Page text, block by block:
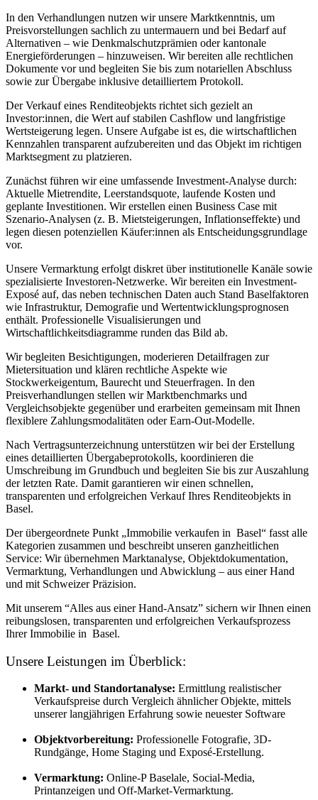
In den Verhandlungen nutzen wir unsere Marktkenntnis, um
Preisvorstellungen sachlich zu untermauern und bei Bedarf auf
Alternativen – wie Denkmalschutzprämien oder kantonale
Energieförderungen – hinzuweisen. Wir bereiten alle rechtlichen
Dokumente vor und begleiten Sie bis zum notariellen Abschluss
sowie zur Übergabe inklusive detailliertem Protokoll.
Der Verkauf eines Renditeobjekts richtet sich gezielt an
Investor:innen, die Wert auf stabilen Cashflow und langfristige
Wertsteigerung legen. Unsere Aufgabe ist es, die wirtschaftlichen
Kennzahlen transparent aufzubereiten und das Objekt im richtigen
Marktsegment zu platzieren.
Zunächst führen wir eine umfassende Investment-Analyse durch:
Aktuelle Mietrendite, Leerstandsquote, laufende Kosten und
geplante Investitionen. Wir erstellen einen Business Case mit
Szenario-Analysen (z. B. Mietsteigerungen, Inflationseffekte) und
legen diesen potenziellen Käufer:innen als Entscheidungsgrundlage
vor.
Unsere Vermarktung erfolgt diskret über institutionelle Kanäle sowie
spezialisierte Investoren-Netzwerke. Wir bereiten ein Investment-
Exposé auf, das neben technischen Daten auch Stand Baselfaktoren
wie Infrastruktur, Demografie und Wertentwicklungsprognosen
enthält. Professionelle Visualisierungen und
Wirtschaftlichkeitsdiagramme runden das Bild ab.
Wir begleiten Besichtigungen, moderieren Detailfragen zur
Mietersituation und klären rechtliche Aspekte wie
Stockwerkeigentum, Baurecht und Steuerfragen. In den
Preisverhandlungen stellen wir Marktbenchmarks und
Vergleichsobjekte gegenüber und erarbeiten gemeinsam mit Ihnen
flexiblere Zahlungsmodalitäten oder Earn-Out-Modelle.
Nach Vertragsunterzeichnung unterstützen wir bei der Erstellung
eines detaillierten Übergabeprotokolls, koordinieren die
Umschreibung im Grundbuch und begleiten Sie bis zur Auszahlung
der letzten Rate. Damit garantieren wir einen schnellen,
transparenten und erfolgreichen Verkauf Ihres Renditeobjekts in
Basel.
Der übergeordnete Punkt „Immobilie verkaufen in Basel“ fasst alle
Kategorien zusammen und beschreibt unseren ganzheitlichen
Service: Wir übernehmen Marktanalyse, Objektdokumentation,
Vermarktung, Verhandlungen und Abwicklung – aus einer Hand
und mit Schweizer Präzision.
Mit unserem “Alles aus einer Hand-Ansatz” sichern wir Ihnen einen
reibungslosen, transparenten und erfolgreichen Verkaufsprozess
Ihrer Immobilie in Basel.
Unsere Leistungen im Überblick:
Markt- und Standortanalyse: Ermittlung realistischer
Verkaufspreise durch Vergleich ähnlicher Objekte, mittels
unserer langjährigen Erfahrung sowie neuester Software
Objektvorbereitung: Professionelle Fotografie, 3D-
Rundgänge, Home Staging und Exposé-Erstellung.
Vermarktung: Online-P Baselale, Social-Media,
Printanzeigen und Off-Market-Vermarktung.